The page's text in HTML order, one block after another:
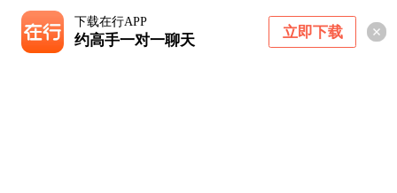
下载在行APP
约高手一对一聊天 立即下载